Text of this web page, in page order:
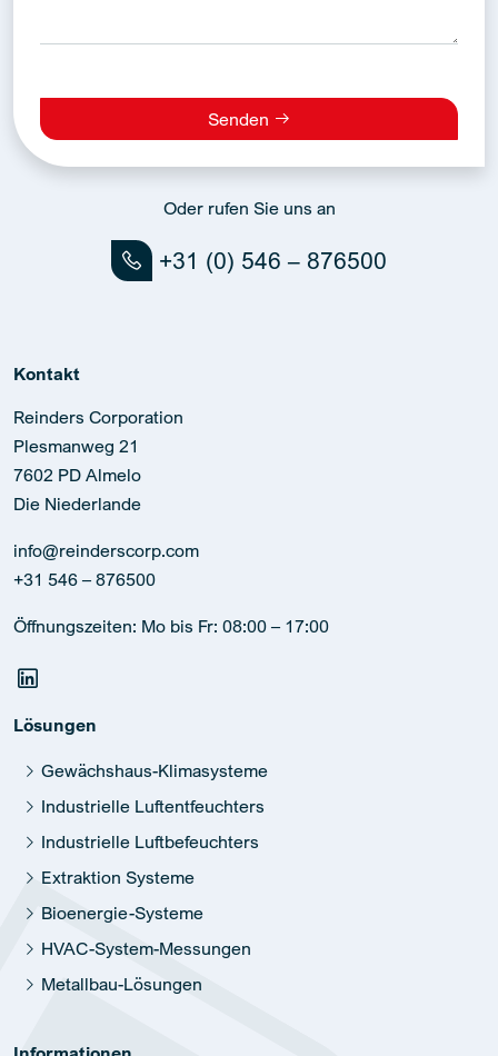
Senden
Alternative:
Oder rufen Sie uns an
+31 (0) 546 – 876500
Kontakt
Reinders Corporation
Plesmanweg 21
7602 PD Almelo
Die Niederlande
info@reinderscorp.com
+31 546 – 876500
Öffnungszeiten: Mo bis Fr: 08:00 – 17:00
Lösungen
Gewächshaus-Klimasysteme
Industrielle Luftentfeuchters
Industrielle Luftbefeuchters
Extraktion Systeme
Bioenergie-Systeme
HVAC-System-Messungen
Metallbau-Lösungen